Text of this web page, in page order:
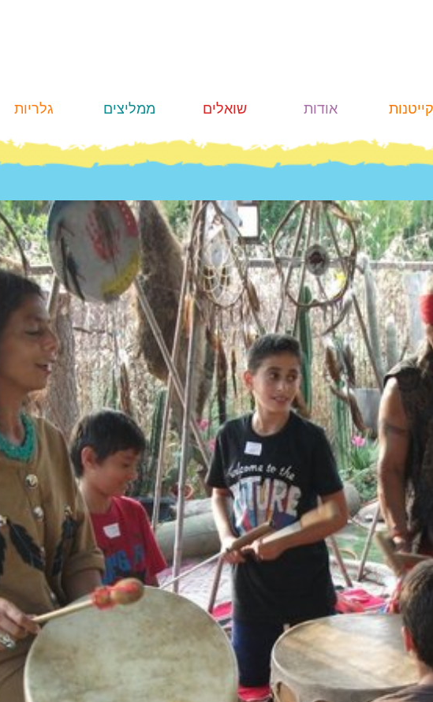
אודות
הקייטנה
ביטחון
ובטיחות
שואלים ממליצים גלריות
Summer
Camp
וידאו